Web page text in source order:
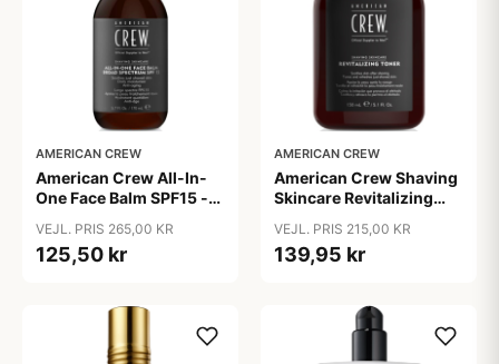
AMERICAN CREW
American Crew All-In-
One Face Balm SPF15 -
VEJL. PRIS 265,00 KR
125,50 kr
AMERICAN CREW
American Crew Shaving
Skincare Revitalizing
VEJL. PRIS 215,00 KR
139,95 kr